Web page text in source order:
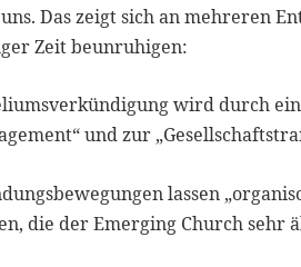
Das zeigt sich an mehreren
Zeit beunruhigen:
wird durch
und zur
lassen
die der Emerging Church sehr